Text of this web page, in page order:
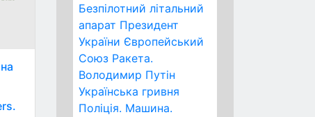
Безпілотний літальний
апарат Президент
України Європейський
Союз Ракета.
Володимир Путін
Українська гривня
Поліція. Машина.